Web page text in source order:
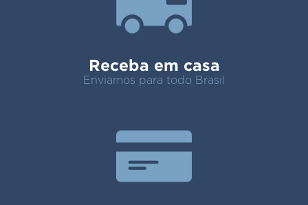
Receba em casa
Enviamos para todo Brasil